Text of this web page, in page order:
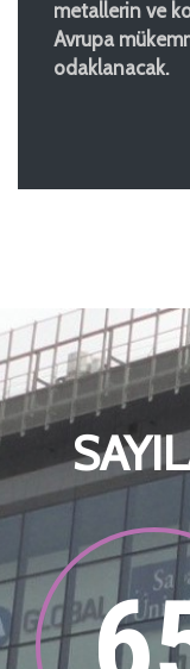
metallerin ve
Avrupa
odaklanacak.